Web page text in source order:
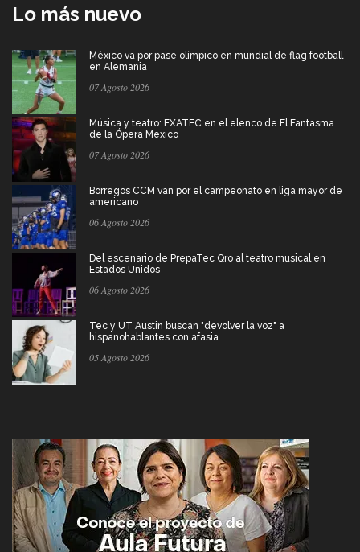
Lo más nuevo
México va por pase olímpico en mundial de flag football
en Alemania
07 Agosto 2026
Música y teatro: EXATEC en el elenco de El Fantasma
de la Ópera Mexico
07 Agosto 2026
Borregos CCM van por el campeonato en liga mayor de
americano
06 Agosto 2026
Del escenario de PrepaTec Qro al teatro musical en
Estados Unidos
06 Agosto 2026
Tec y UT Austin buscan "devolver la voz" a
hispanohablantes con afasia
05 Agosto 2026